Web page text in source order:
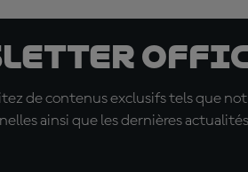
de contenus exclusifs tels que
ainsi que les dernières